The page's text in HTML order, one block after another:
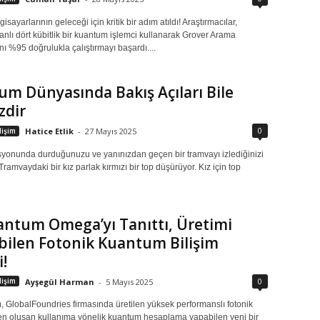
geleceği için kritik bir adım atıldı! Araştırmacılar,
dört kübitlik bir kuantum işlemci kullanarak Grover Arama
%95 doğrulukla çalıştırmayı başardı....
Dünyasında Bakış Açıları Bile
Hatice Etlik - 27 Mayıs 2025 0
durduğunuzu ve yanınızdan geçen bir tramvayı izlediğinizi
bir kız parlak kırmızı bir top düşürüyor. Kız için top
Omega’yı Tanıttı, Üretimi
Fotonik Kuantum Bilişim
Ayşegül Harman - 5 Mayıs 2025 0
GlobalFoundries firmasında üretilen yüksek performanslı fotonik
oluşan kullanıma yönelik kuantum hesaplama yapabilen yeni bir